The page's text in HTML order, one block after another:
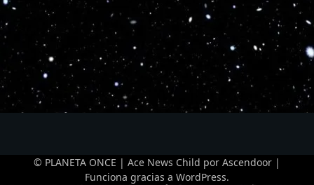
© PLANETA ONCE | Ace News Child por Ascendoor |
Funciona gracias a WordPress.